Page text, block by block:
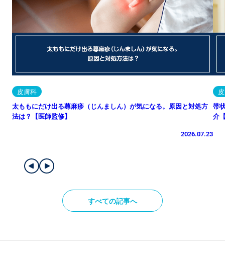
皮膚科
太ももにだけ出る蕁麻疹（じんましん）が気になる。原因と対処方
法は？【医師監修】
2026.07.23
帯
介
すべての記事へ